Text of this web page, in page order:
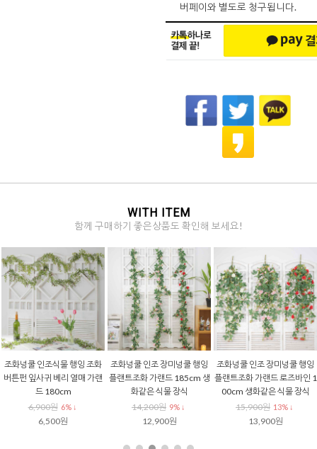
버페이와 별도로 청구됩니다.
WITH ITEM
함께 구매하기 좋은상품도 확인해 보세요!
조화넝쿨 인조식물 행잉 조화
버튼펀 잎사귀 베리 열매 가랜
드 180cm
6,900원 6% ↓
6,500원
조화넝쿨 인조 장미넝쿨 행잉
플랜트조화 가랜드 185cm 생
화같은 식물 장식
14,200원 9% ↓
12,900원
조화넝쿨 인조 장미넝쿨 행잉
플랜트조화 가랜드 로즈바인 1
00cm 생화같은 식물 장식
15,900원 13% ↓
13,900원